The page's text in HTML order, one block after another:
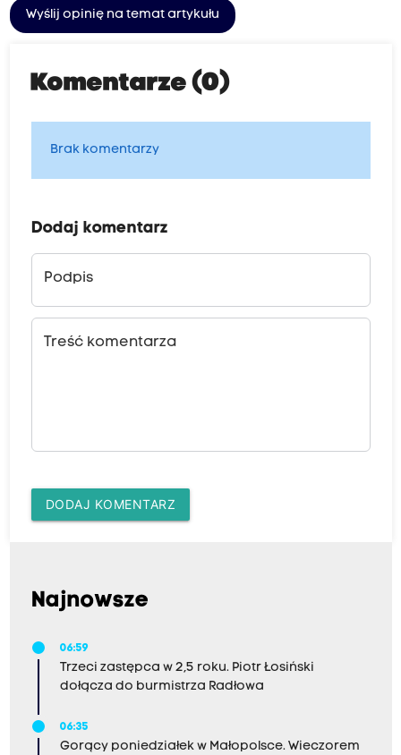
Wyślij opinię na temat artykułu
Komentarze (0)
Brak komentarzy
Dodaj komentarz
Podpis
Treść komentarza
DODAJ KOMENTARZ
Najnowsze
06:59
Trzeci zastępca w 2,5 roku. Piotr Łosiński
dołącza do burmistrza Radłowa
06:35
Gorący poniedziałek w Małopolsce. Wieczorem